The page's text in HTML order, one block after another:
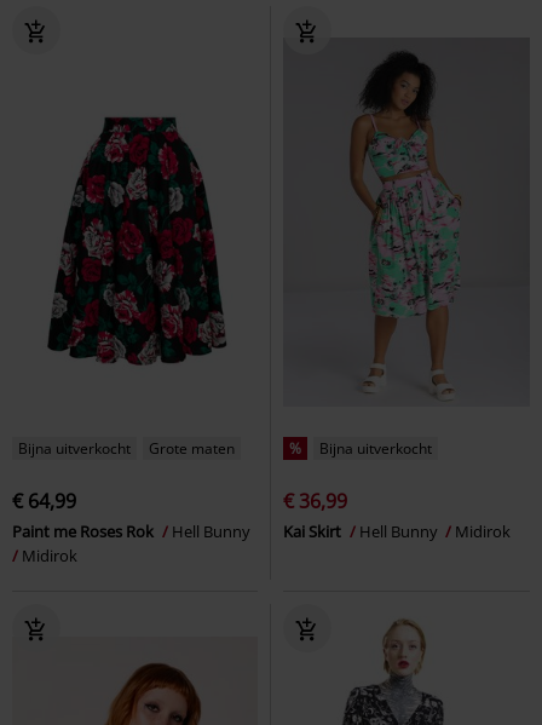
Bijna uitverkocht Grote maten
€ 64,99
Paint me Roses Rok
Hell Bunny
Midirok
% Bijna uitverkocht
€ 36,99
Kai Skirt Hell Bunny Midirok